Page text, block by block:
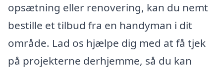
opsætning eller renovering, kan du nemt
bestille et tilbud fra en handyman i dit
område. Lad os hjælpe dig med at få tjek
på projekterne derhjemme, så du kan